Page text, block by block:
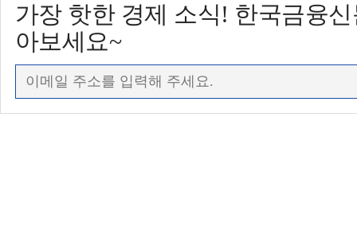
가장 핫한 경제 소식! 한국금융
아보세요~